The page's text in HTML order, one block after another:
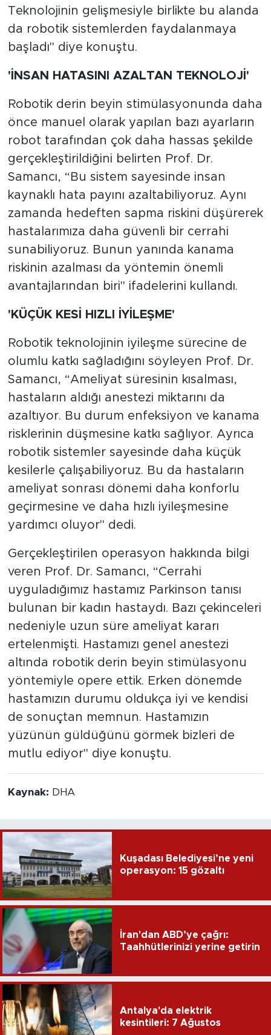
Teknolojinin gelişmesiyle birlikte bu alanda
da robotik sistemlerden faydalanmaya
başladı" diye konuştu.
'İNSAN HATASINI AZALTAN TEKNOLOJİ'
Robotik derin beyin stimülasyonunda daha
önce manuel olarak yapılan bazı ayarların
robot tarafından çok daha hassas şekilde
gerçekleştirildiğini belirten Prof. Dr.
Samancı, “Bu sistem sayesinde insan
kaynaklı hata payını azaltabiliyoruz. Aynı
zamanda hedeften sapma riskini düşürerek
hastalarımıza daha güvenli bir cerrahi
sunabiliyoruz. Bunun yanında kanama
riskinin azalması da yöntemin önemli
avantajlarından biri" ifadelerini kullandı.
'KÜÇÜK KESİ HIZLI İYİLEŞME'
Robotik teknolojinin iyileşme sürecine de
olumlu katkı sağladığını söyleyen Prof. Dr.
Samancı, “Ameliyat süresinin kısalması,
hastaların aldığı anestezi miktarını da
azaltıyor. Bu durum enfeksiyon ve kanama
risklerinin düşmesine katkı sağlıyor. Ayrıca
robotik sistemler sayesinde daha küçük
kesilerle çalışabiliyoruz. Bu da hastaların
ameliyat sonrası dönemi daha konforlu
geçirmesine ve daha hızlı iyileşmesine
yardımcı oluyor" dedi.
Gerçekleştirilen operasyon hakkında bilgi
veren Prof. Dr. Samancı, “Cerrahi
uyguladığımız hastamız Parkinson tanısı
bulunan bir kadın hastaydı. Bazı çekinceleri
nedeniyle uzun süre ameliyat kararı
ertelenmişti. Hastamızı genel anestezi
altında robotik derin beyin stimülasyonu
yöntemiyle opere ettik. Erken dönemde
hastamızın durumu oldukça iyi ve kendisi
de sonuçtan memnun. Hastamızın
yüzünün güldüğünü görmek bizleri de
mutlu ediyor" diye konuştu.
Kaynak: DHA
Kuşadası Belediyesi’ne yeni
operasyon: 15 gözaltı
İran'dan ABD’ye çağrı:
Taahhütlerinizi yerine getirin
Antalya'da elektrik
kesintileri: 7 Ağustos